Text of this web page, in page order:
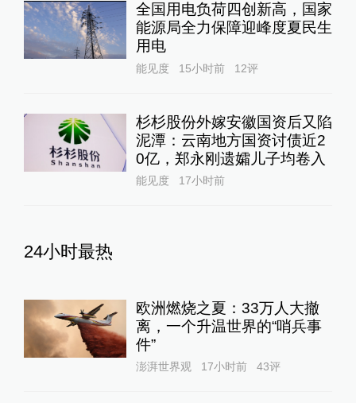
全国用电负荷四创新高，国家
能源局全力保障迎峰度夏民生
用电
能见度 15小时前 12评
杉杉股份外嫁安徽国资后又陷
泥潭：云南地方国资讨债近2
0亿，郑永刚遗孀儿子均卷入
能见度 17小时前
24小时最热
欧洲燃烧之夏：33万人大撤
离，一个升温世界的“哨兵事
件”
澎湃世界观 17小时前 43评